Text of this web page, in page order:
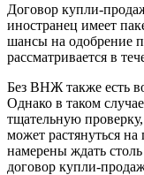
Договор купли-
иностранец имеет
шансы на одобрение
рассматривается в
Без ВНЖ также есть
Однако в таком
тщательную
может растянуться
намерены ждать
договор купли-